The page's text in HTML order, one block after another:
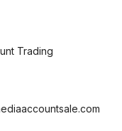
Trading